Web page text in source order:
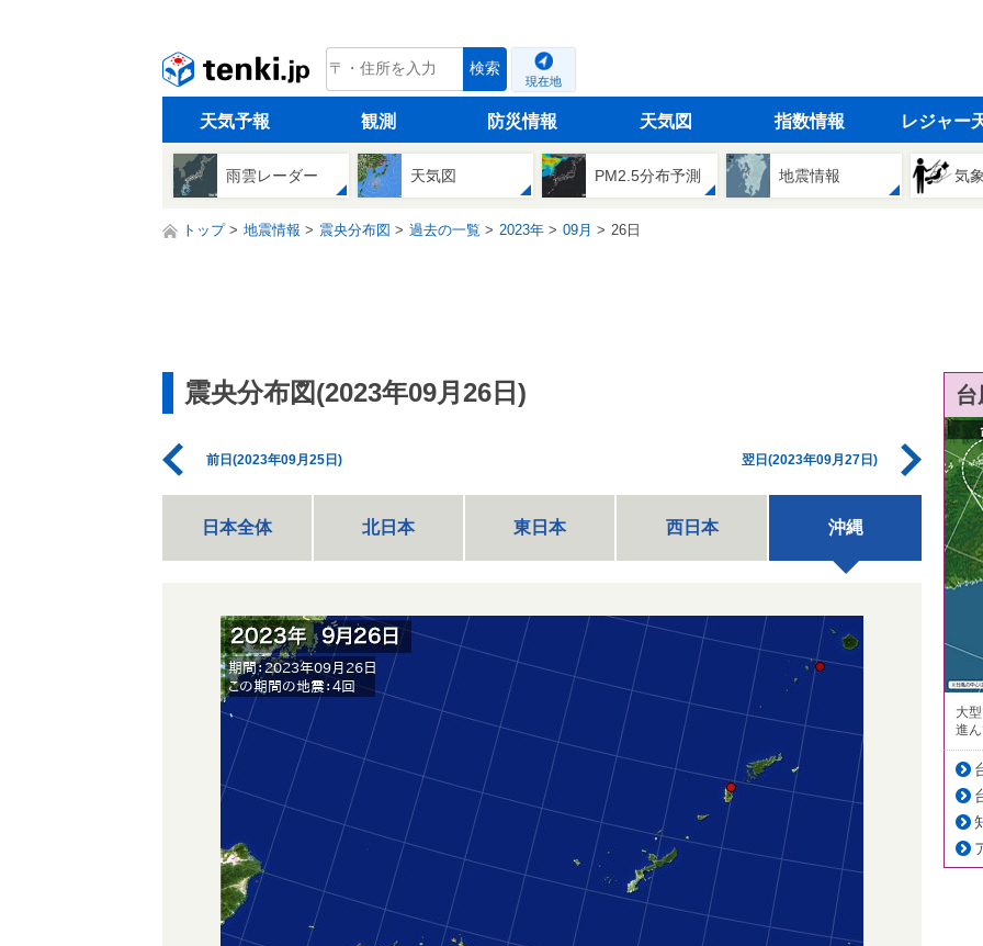
tenki.jp 検索
現在地
天気予報 観測 防災情報 天気図 指数情報 レジャー
雨雲レーダー 天気図 PM2.5分布予測 地震情報 気
トップ 地震情報 震央分布図 過去の一覧 2023年 09月 26日
震央分布図(2023年09月26日)
前日(2023年09月25日) 翌日(2023年09月27日)
日本全体 北日本 東日本 西日本 沖縄
大
進